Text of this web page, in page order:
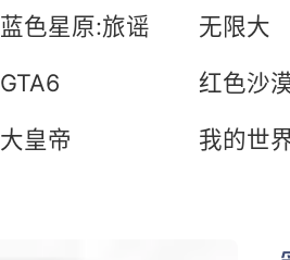
蓝色星原:旅谣
无限大
GTA6 红色沙
大皇帝 我的世